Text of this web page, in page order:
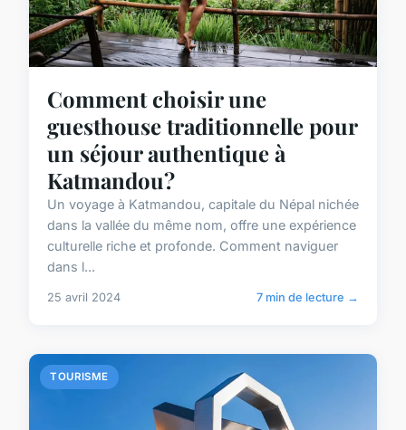
Comment choisir une
guesthouse traditionnelle pour
un séjour authentique à
Katmandou?
Un voyage à Katmandou, capitale du Népal nichée
dans la vallée du même nom, offre une expérience
culturelle riche et profonde. Comment naviguer
dans l...
25 avril 2024 7 min de lecture →
TOURISME